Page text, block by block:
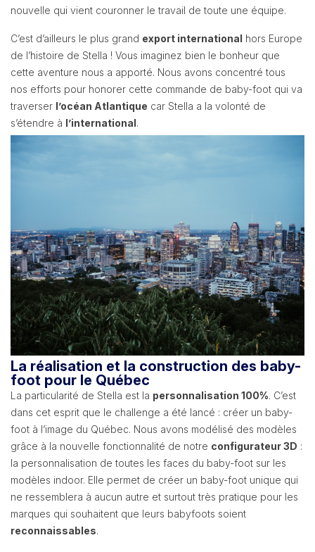
nouvelle qui vient couronner le travail de toute une équipe.
C’est d’ailleurs le plus grand export international hors Europe
de l’histoire de Stella ! Vous imaginez bien le bonheur que
cette aventure nous a apporté. Nous avons concentré tous
nos efforts pour honorer cette commande de baby-foot qui va
traverser l’océan Atlantique car Stella a la volonté de
s’étendre à l’international.
La réalisation et la construction des baby-
foot pour le Québec
La particularité de Stella est la personnalisation 100%. C’est
dans cet esprit que le challenge a été lancé : créer un baby-
foot à l’image du Québec. Nous avons modélisé des modèles
grâce à la nouvelle fonctionnalité de notre configurateur 3D :
la personnalisation de toutes les faces du baby-foot sur les
modèles indoor. Elle permet de créer un baby-foot unique qui
ne ressemblera à aucun autre et surtout très pratique pour les
marques qui souhaitent que leurs babyfoots soient
reconnaissables.